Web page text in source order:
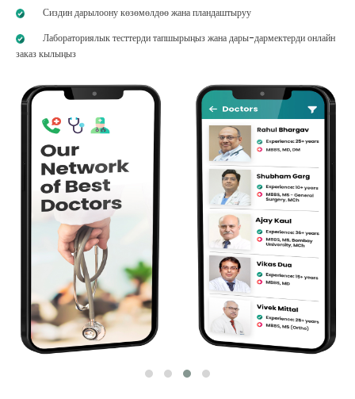
Сиздин дарылоону көзөмөлдөө жана пландаштыруу
Лабораториялык тесттерди тапшырыңыз жана дары-дармектерди онлайн
заказ кылыңыз